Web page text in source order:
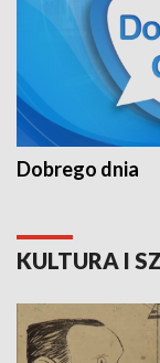
Dobrego dnia
KULTURA I